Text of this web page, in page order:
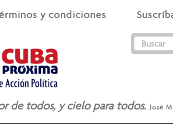
y condiciones
de todos, y cielo para todos. José